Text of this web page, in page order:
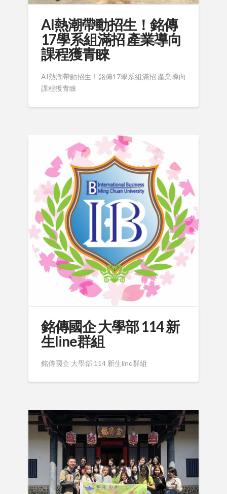
AI熱潮帶動招生！銘傳
17學系組滿招 產業導向
課程獲青睞
AI熱潮帶動招生！銘傳17學系組滿招 產業導向
課程獲青睞
銘傳國企 大學部 114 新
生line群組
銘傳國企 大學部 114 新生line群組